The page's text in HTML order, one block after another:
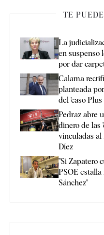
TE
La
en suspenso
por dar
Calama
planteada
del 'caso
Pedraz abre
dinero de las
vinculadas al
Díez
"Si Zapatero
PSOE
Sánchez"